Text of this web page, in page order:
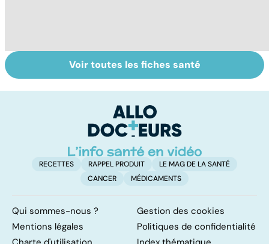
Tout savoir sur le
cerveau
Staphylocoque
doré : une
surveillance
Voir toutes les fiches santé
RECETTES RAPPEL PRODUIT
LE MAG DE LA SANTÉ
CANCER
MÉDICAMENTS
Qui sommes-nous ?
Gestion des cookies
Mentions légales
Politiques de confidentialité